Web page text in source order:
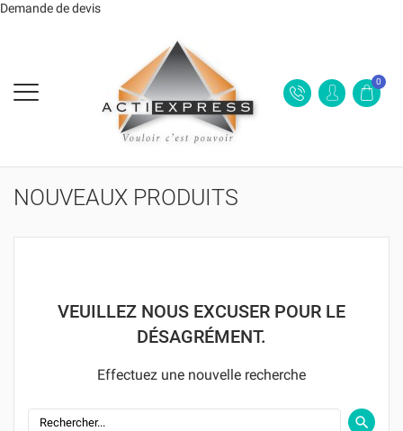
Demande de devis
0
NOUVEAUX PRODUITS
VEUILLEZ NOUS EXCUSER POUR LE
DÉSAGRÉMENT.
Effectuez une nouvelle recherche